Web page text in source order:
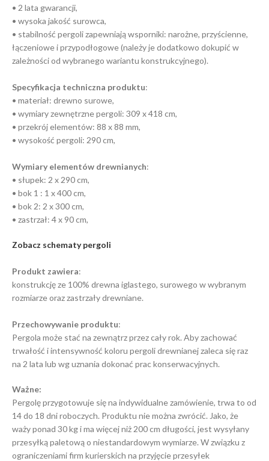
• 2 lata gwarancji,
• wysoka jakość surowca,
• stabilność pergoli zapewniają wsporniki: narożne, przyścienne,
łączeniowe i przypodłogowe (należy je dodatkowo dokupić w
zależności od wybranego wariantu konstrukcyjnego).
Specyfikacja techniczna produktu:
• materiał: drewno surowe,
• wymiary zewnętrzne pergoli: 309 x 418 cm,
• przekrój elementów: 88 x 88 mm,
• wysokość pergoli: 290 cm,
Wymiary elementów drewnianych:
• słupek: 2 x 290 cm,
• bok 1 : 1 x 400 cm,
• bok 2: 2 x 300 cm,
• zastrzał: 4 x 90 cm,
Zobacz schematy pergoli
Produkt zawiera:
konstrukcję ze 100% drewna iglastego, surowego w wybranym
rozmiarze oraz zastrzały drewniane.
Przechowywanie produktu:
Pergola może stać na zewnątrz przez cały rok. Aby zachować
trwałość i intensywność koloru pergoli drewnianej zaleca się raz
na 2 lata lub wg uznania dokonać prac konserwacyjnych.
Ważne:
Pergolę przygotowuje się na indywidualne zamówienie, trwa to od
14 do 18 dni roboczych. Produktu nie można zwrócić. Jako, że
waży ponad 30 kg i ma więcej niż 200 cm długości, jest wysyłany
przesyłką paletową o niestandardowym wymiarze. W związku z
ograniczeniami firm kurierskich na przyjęcie przesyłek